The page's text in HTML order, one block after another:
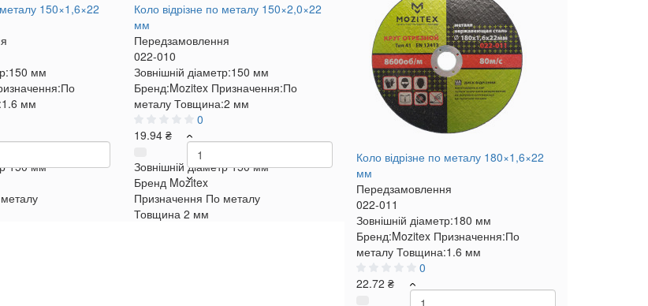
150×1,6×22
150 мм
По
1.6 мм
150 мм
Коло відрізне по металу 150×2,0×22
мм
Передзамовлення
022-010
Зовнішній діаметр:150 мм
Бренд:Mozitex Призначення:По
металу Товщина:2 мм
0
19.94 ₴
Зовнішній діаметр 150 мм
Бренд Mozitex
Призначення По металу
Товщина 2 мм
Коло відрізне по металу 180×1,6×22
мм
Передзамовлення
022-011
Зовнішній діаметр:180 мм
Бренд:Mozitex Призначення:По
металу Товщина:1.6 мм
0
22.72 ₴